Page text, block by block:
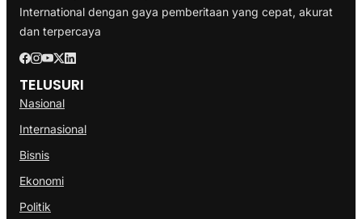
International dengan gaya pemberitaan yang cepat, akurat
dan terpercaya
TELUSURI
Nasional
Internasional
Bisnis
Ekonomi
Politik